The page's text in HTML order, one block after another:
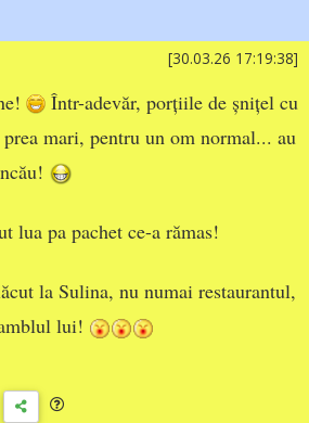
[30.03.26 17:19:38]
Într-adevăr, porțiile de șnițel cu
mari, pentru un om normal... au
lua pa pachet ce-a rămas!
la Sulina, nu numai restaurantul,
lui!